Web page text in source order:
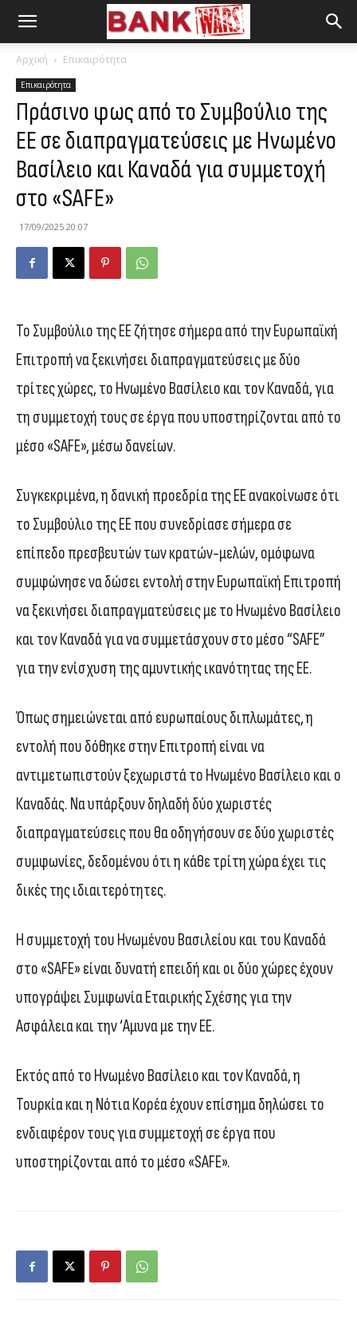
Αρχική Επικαιρότητα
Επικαιρότητα
Πράσινο φως από το Συμβούλιο της
ΕΕ σε διαπραγματεύσεις με Ηνωμένο
Βασίλειο και Καναδά για συμμετοχή
στο «SAFE»
17/09/2025 20:07
Το Συμβούλιο της ΕΕ ζήτησε σήμερα από την Ευρωπαϊκή
Επιτροπή να ξεκινήσει διαπραγματεύσεις με δύο
τρίτες χώρες, το Ηνωμένο Βασίλειο και τον Καναδά, για
τη συμμετοχή τους σε έργα που υποστηρίζονται από το
μέσο «SAFE», μέσω δανείων.
Συγκεκριμένα, η δανική προεδρία της ΕΕ ανακοίνωσε ότι
το Συμβούλιο της ΕΕ που συνεδρίασε σήμερα σε
επίπεδο πρεσβευτών των κρατών-μελών, ομόφωνα
συμφώνησε να δώσει εντολή στην Ευρωπαϊκή Επιτροπή
να ξεκινήσει διαπραγματεύσεις με το Ηνωμένο Βασίλειο
και τον Καναδά για να συμμετάσχουν στο μέσο “SAFE”
για την ενίσχυση της αμυντικής ικανότητας της ΕΕ.
Όπως σημειώνεται από ευρωπαίους διπλωμάτες, η
εντολή που δόθηκε στην Επιτροπή είναι να
αντιμετωπιστούν ξεχωριστά το Ηνωμένο Βασίλειο και ο
Καναδάς. Να υπάρξουν δηλαδή δύο χωριστές
διαπραγματεύσεις που θα οδηγήσουν σε δύο χωριστές
συμφωνίες, δεδομένου ότι η κάθε τρίτη χώρα έχει τις
δικές της ιδιαιτερότητες.
Η συμμετοχή του Ηνωμένου Βασιλείου και του Καναδά
στο «SAFE» είναι δυνατή επειδή και οι δύο χώρες έχουν
υπογράψει Συμφωνία Εταιρικής Σχέσης για την
Ασφάλεια και την ‘Αμυνα με την ΕΕ.
Εκτός από το Ηνωμένο Βασίλειο και τον Καναδά, η
Τουρκία και η Νότια Κορέα έχουν επίσημα δηλώσει το
ενδιαφέρον τους για συμμετοχή σε έργα που
υποστηρίζονται από το μέσο «SAFE».